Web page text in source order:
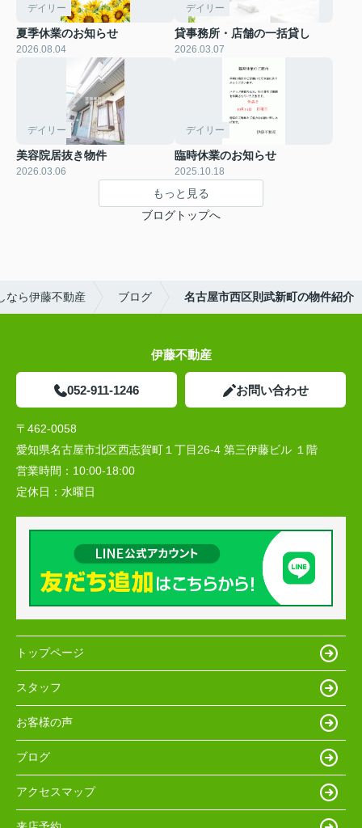
デイリー
夏季休業のお知らせ
2026.08.04
デイリー
貸事務所・店舗の一括貸し
2026.03.07
デイリー
美容院居抜き物件
2026.03.06
デイリー
臨時休業のお知らせ
2025.10.18
もっと見る
ブログトップへ
なら伊藤不動産 ブログ 名古屋市西区則武新町の物件紹介
伊藤不動産
052-911-1246 お問い合わせ
〒462-0058
愛知県名古屋市北区西志賀町１丁目26-4 第三伊藤ビル １階
営業時間： 10:00‐18:00
定休日： 水曜日
トップページ
スタッフ
お客様の声
ブログ
アクセスマップ